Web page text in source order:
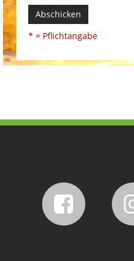
Abschicken
* = Pflichtangabe